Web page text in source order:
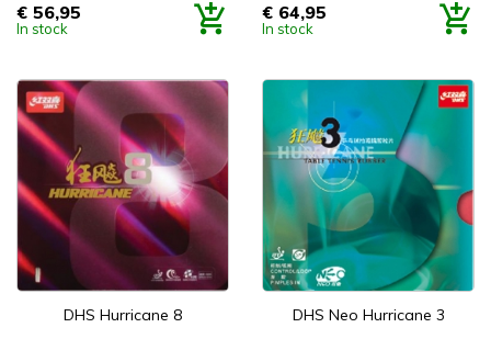
Prijs
€ 56,95
In stock
Prijs
€ 64,95
In stock
DHS Hurricane 8 DHS Neo Hurricane 3